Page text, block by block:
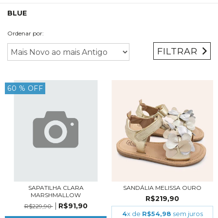
BLUE
Ordenar por:
FILTRAR
60 % OFF
SAPATILHA CLARA
MARSHMALLOW
R$229,90
R$91,90
SANDÁLIA MELISSA OURO
R$219,90
4x de R$54,98 sem juros